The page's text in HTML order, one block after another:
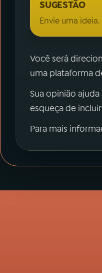
SUGESTÃO
Envie uma ideia.
Você será
uma plataforma
Sua opinião
esqueça de
Para mais